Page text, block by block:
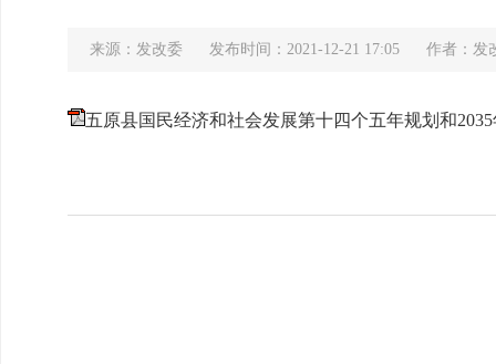
来源：发改委 发布时间：2021-12-21 17:05 作者：发
五原县国民经济和社会发展第十四个五年规划和